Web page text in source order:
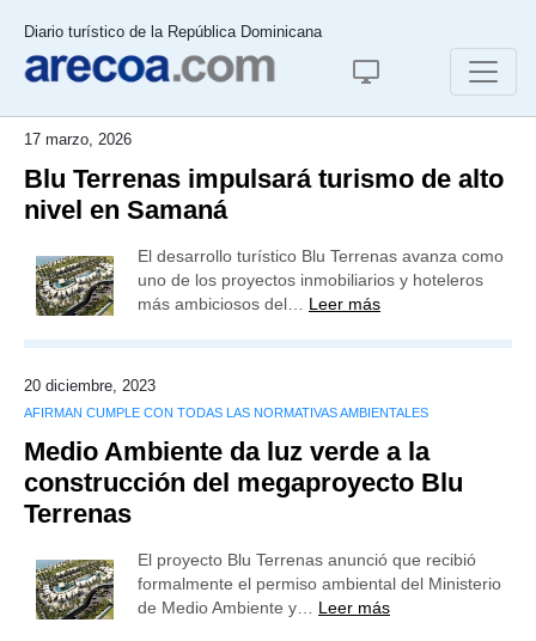
Diario turístico de la República Dominicana
17 marzo, 2026
Blu Terrenas impulsará turismo de alto
nivel en Samaná
El desarrollo turístico Blu Terrenas avanza como
uno de los proyectos inmobiliarios y hoteleros
más ambiciosos del… Leer más
20 diciembre, 2023
AFIRMAN CUMPLE CON TODAS LAS NORMATIVAS AMBIENTALES
Medio Ambiente da luz verde a la
construcción del megaproyecto Blu
Terrenas
El proyecto Blu Terrenas anunció que recibió
formalmente el permiso ambiental del Ministerio
de Medio Ambiente y… Leer más